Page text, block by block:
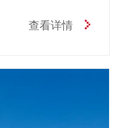
查看详情